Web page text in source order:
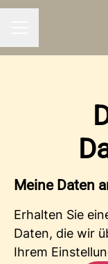
Meine Daten
Erhalten Sie
Daten, die wir
Ihrem